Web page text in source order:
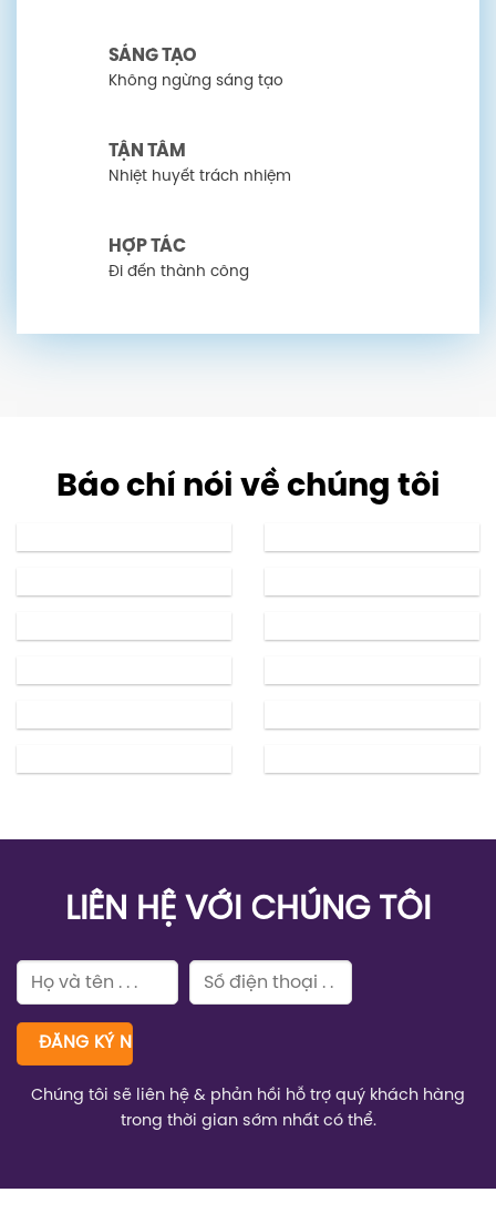
SÁNG TẠO
Không ngừng sáng tạo
TẬN TÂM
Nhiệt huyết trách nhiệm
HỢP TÁC
Đi đến thành công
Báo chí nói về chúng tôi
LIÊN HỆ VỚI CHÚNG TÔI
Chúng tôi sẽ liên hệ & phản hồi hỗ trợ quý khách hàng
trong thời gian sớm nhất có thể.